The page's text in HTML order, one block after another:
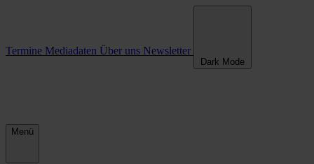
Termine Mediadaten Über uns Newsletter
Dark Mode
Menü
Älter werden in den Kommunen